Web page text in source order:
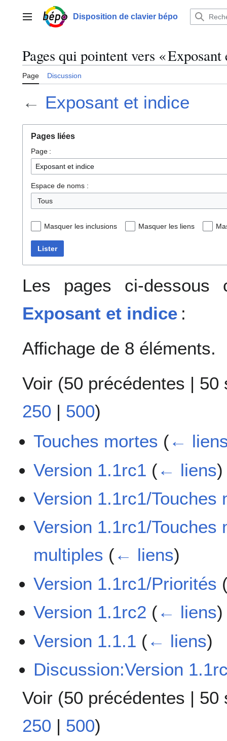
contenuMenu principalDisposition de clavier bépo
Pages qui pointent vers «
Page Discussion
← Exposant et indice
Pages liées
Page :
Espace de noms :
Tous
Masquer les inclusions Masquer les liens
Lister
Les pages ci-dessous
Exposant et indice :
Affichage de 8 éléments.
Voir (50 précédentes | 50
250 | 500)
Touches mortes (←
Version 1.1rc1 (← liens)
Version 1.1rc1/Touches
Version 1.1rc1/Touches
multiples (← liens)
Version 1.1rc1/Priorités
Version 1.1rc2 (← liens)
Version 1.1.1 (← liens)
Discussion:Version
Voir (50 précédentes | 50
250 | 500)